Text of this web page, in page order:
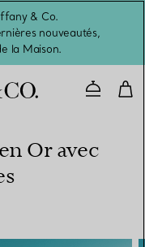
& Co.
nouveautés,
la Maison.
Or avec